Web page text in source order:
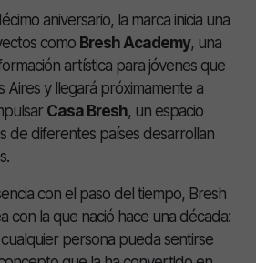
aniversario, la marca inicia una
como Bresh Academy, una
artística para jóvenes que
Aires y llegará próximamente a
Casa Bresh, un espacio
de diferentes países desarrollan
con el paso del tiempo, Bresh
con la que nació hace una década:
persona pueda sentirse